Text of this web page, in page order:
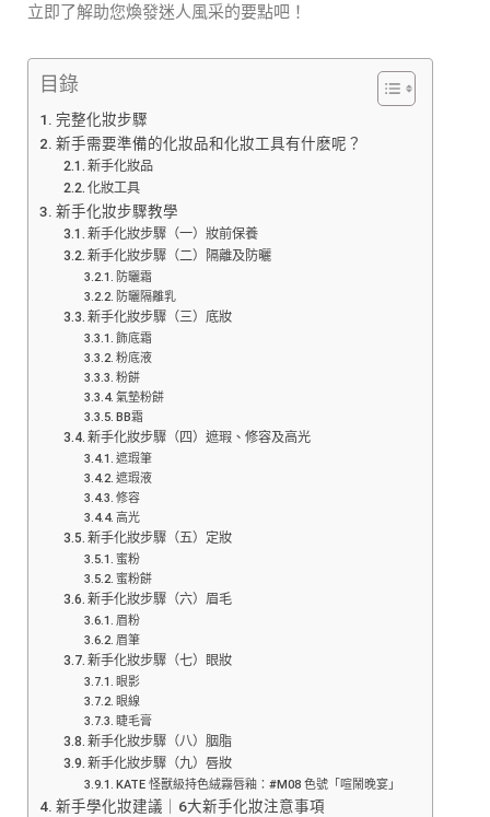
立即了解助您煥發迷人風采的要點吧！
目錄
完整化妝步驟
新手需要準備的化妝品和化妝工具有什麽呢？
新手化妝品
化妝工具
新手化妝步驟教學
新手化妝步驟（一）妝前保養
新手化妝步驟（二）隔離及防曬
防曬霜
防曬隔離乳
新手化妝步驟（三）底妝
飾底霜
粉底液
粉餅
氣墊粉餅
BB霜
新手化妝步驟（四）遮瑕、修容及高光
遮瑕筆
遮瑕液
修容
高光
新手化妝步驟（五）定妝
蜜粉
蜜粉餅
新手化妝步驟（六）眉毛
眉粉
眉筆
新手化妝步驟（七）眼妝
眼影
眼線
睫毛膏
新手化妝步驟（八）胭脂
新手化妝步驟（九）唇妝
KATE 怪獸級持色絨霧唇釉：#M08 色號「喧鬧晚宴」
新手學化妝建議｜6大新手化妝注意事項